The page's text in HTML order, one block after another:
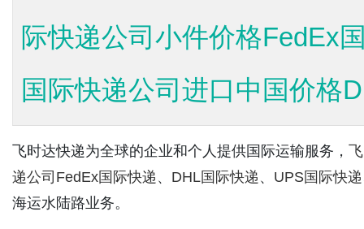
际快递公司小件价格FedEx
国际快递公司进口中国价格
飞时达快递为全球的企业和个人提供国际运输服务，
递公司 FedEx国际快递 、 DHL国际快递 、 UPS国际快递
海运水陆路业务。